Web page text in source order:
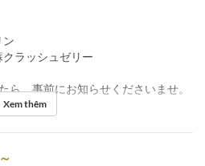
ッシュゼリー
ら、事前にお知らせくださいませ。
Bữa Bữa tối
Xem thêm